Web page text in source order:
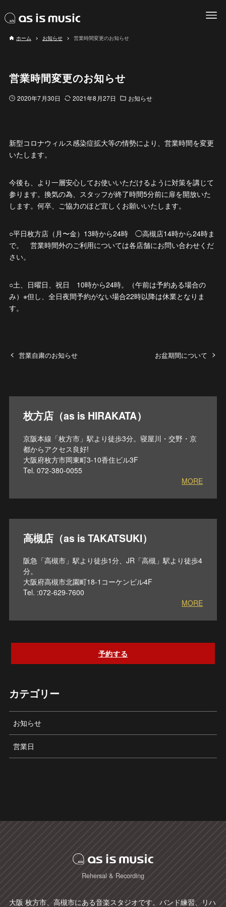
ホーム お知らせ 営業時間変更のお知らせ
営業時間変更のお知らせ
2020年7月30日 2021年8月27日 お知らせ
新型コロナウィルス感染症拡大等の情勢により、営業時間を変更
いたします。
今後も、より一層安心してお使いいただけるように対策を講じて
参ります。換気の為、スタッフが終了時間5分前に扉を開放いた
します。何卒、ご協力のほど宜しくお願いいたします。
○平日枚方店（月〜金）13時から24時 ◯高槻店14時から24時ま
で。 営業時間外のご利用については各店舗にお問い合わせくだ
さい。
○土、日曜日、祝日 10時から24時。（午前は予約ある場合の
み）※但し、全日夜間予約がない場合22時以降は休業となりま
す。
営業自粛のお知らせ お盆期間について
枚方店（as is HIRAKATA）
京阪本線「枚方市」駅より徒歩3分。寝屋川・交野・京
都からアクセス良好!
大阪府枚方市岡東町3-10香住ビル3F
Tel. 072-380-0055
MORE
高槻店（as is TAKATSUKI）
阪急「高槻市」駅より徒歩1分、JR「高槻」駅より徒歩4
分。
大阪府高槻市北園町18-1コーケンビル4F
Tel. :072-629-7600
MORE
予約する
カテゴリー
お知らせ
営業日
Rehersal & Recording
大阪 枚方市、高槻市にある音楽スタジオです。バンド練習、リハ